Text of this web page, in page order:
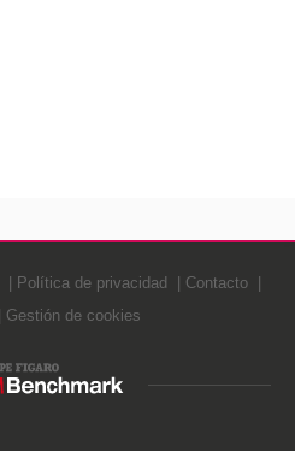
Política de privacidad
Contacto
Gestión de cookies